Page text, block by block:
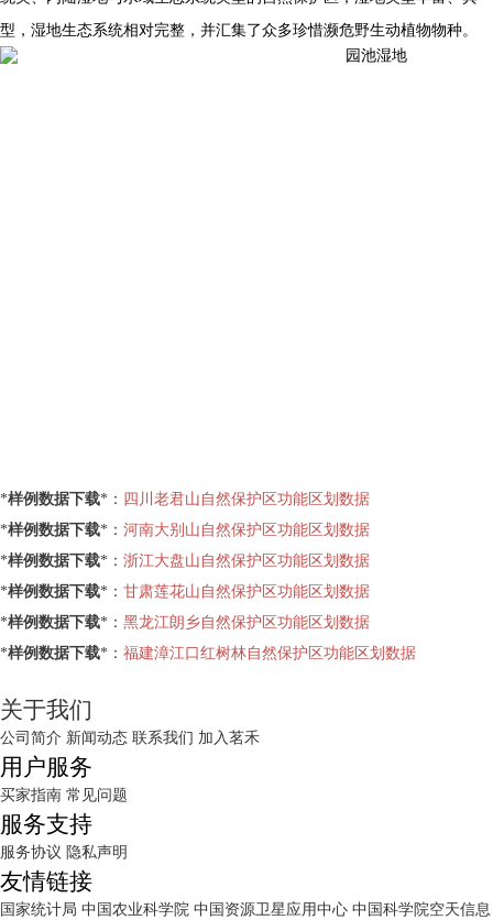
型，湿地生态系统相对完整，并汇集了众多珍惜濒危野生动植物物种。
*样例数据下载*： 四川老君山自然保护区功能区划数据
*样例数据下载*： 河南大别山自然保护区功能区划数据
*样例数据下载*： 浙江大盘山自然保护区功能区划数据
*样例数据下载*： 甘肃莲花山自然保护区功能区划数据
*样例数据下载*： 黑龙江朗乡自然保护区功能区划数据
*样例数据下载*： 福建漳江口红树林自然保护区功能区划数据
关于我们
公司简介 新闻动态 联系我们 加入茗禾
用户服务
买家指南 常见问题
服务支持
服务协议 隐私声明
友情链接
国家统计局 中国农业科学院 中国资源卫星应用中心 中国科学院空天信息